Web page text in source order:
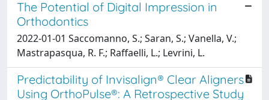
The Potential of Digital Impression in
Orthodontics
2022-01-01 Saccomanno, S.; Saran, S.; Vanella, V.;
Mastrapasqua, R. F.; Raffaelli, L.; Levrini, L.
Predictability of Invisalign® Clear Aligners
Using OrthoPulse®: A Retrospective Study